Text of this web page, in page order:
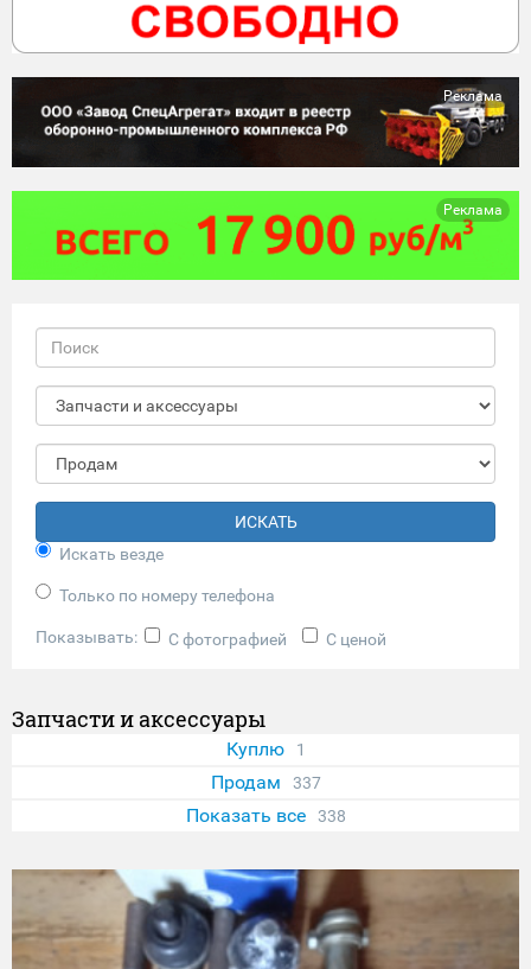
Реклама
Реклама
ИСКАТЬ
Искать везде
Только по номеру телефона
Показывать: С фотографией С ценой
Запчасти и аксессуары
Куплю 1
Продам 337
Показать все 338